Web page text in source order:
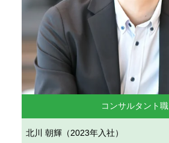
コンサルタント職
北川 朝輝（2023年入社）